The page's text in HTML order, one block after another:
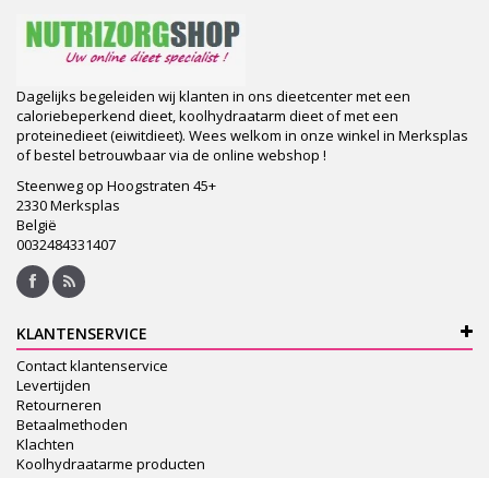
Dagelijks begeleiden wij klanten in ons dieetcenter met een
caloriebeperkend dieet, koolhydraatarm dieet of met een
proteinedieet (eiwitdieet). Wees welkom in onze winkel in Merksplas
of bestel betrouwbaar via de online webshop !
Steenweg op Hoogstraten 45+
2330 Merksplas
België
0032484331407
KLANTENSERVICE
Contact klantenservice
Levertijden
Retourneren
Betaalmethoden
Klachten
Koolhydraatarme producten